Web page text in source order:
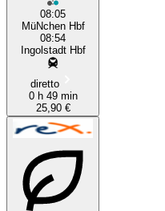
08:05
MüNchen Hbf
08:54
Ingolstadt Hbf
diretto
0 h 49 min
25,90 €